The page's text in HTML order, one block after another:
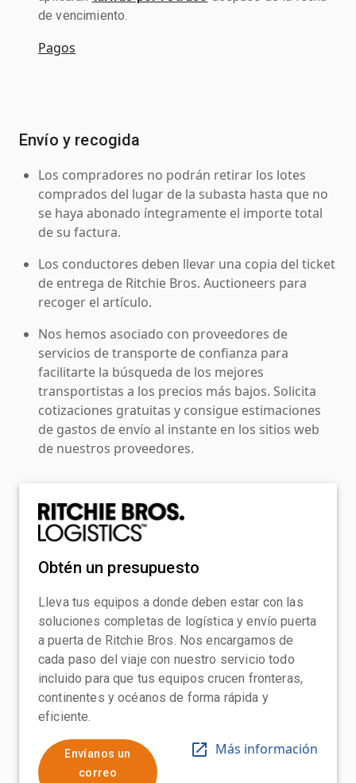
de vencimiento.
Pagos
Envío y recogida
Los compradores no podrán retirar los lotes
comprados del lugar de la subasta hasta que no
se haya abonado íntegramente el importe total
de su factura.
Los conductores deben llevar una copia del ticket
de entrega de Ritchie Bros. Auctioneers para
recoger el artículo.
Nos hemos asociado con proveedores de
servicios de transporte de confianza para
facilitarte la búsqueda de los mejores
transportistas a los precios más bajos. Solicita
cotizaciones gratuitas y consigue estimaciones
de gastos de envío al instante en los sitios web
de nuestros proveedores.
Obtén un presupuesto
Lleva tus equipos a donde deben estar con las
soluciones completas de logística y envío puerta
a puerta de Ritchie Bros. Nos encargamos de
cada paso del viaje con nuestro servicio todo
incluido para que tus equipos crucen fronteras,
continentes y océanos de forma rápida y
eficiente.
Envíanos un
correo
Más información